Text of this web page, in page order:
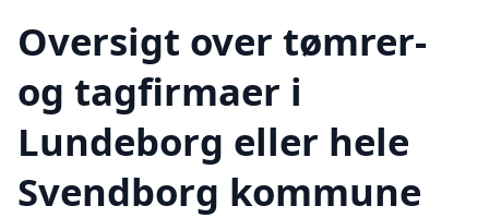
Oversigt over tømrer-
og tagfirmaer i
Lundeborg eller hele
Svendborg kommune